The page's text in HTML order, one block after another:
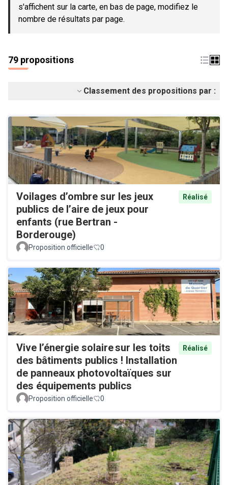
s'affichent sur la carte, en bas de page, modifiez le
nombre de résultats par page.
79 propositions
Classement des propositions par :
Voilages d’ombre sur les jeux
publics de l’aire de jeux pour
enfants (rue Bertran -
Borderouge)
Réalisé
Proposition officielle 0
Vive l’énergie solaire sur les toits
des bâtiments publics ! Installation
de panneaux photovoltaïques sur
des équipements publics
Réalisé
Proposition officielle 0